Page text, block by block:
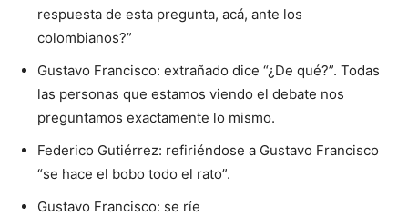
respuesta de esta pregunta, acá, ante los
colombianos?”
Gustavo Francisco: extrañado dice “¿De qué?”. Todas
las personas que estamos viendo el debate nos
preguntamos exactamente lo mismo.
Federico Gutiérrez: refiriéndose a Gustavo Francisco
“se hace el bobo todo el rato”.
Gustavo Francisco: se ríe